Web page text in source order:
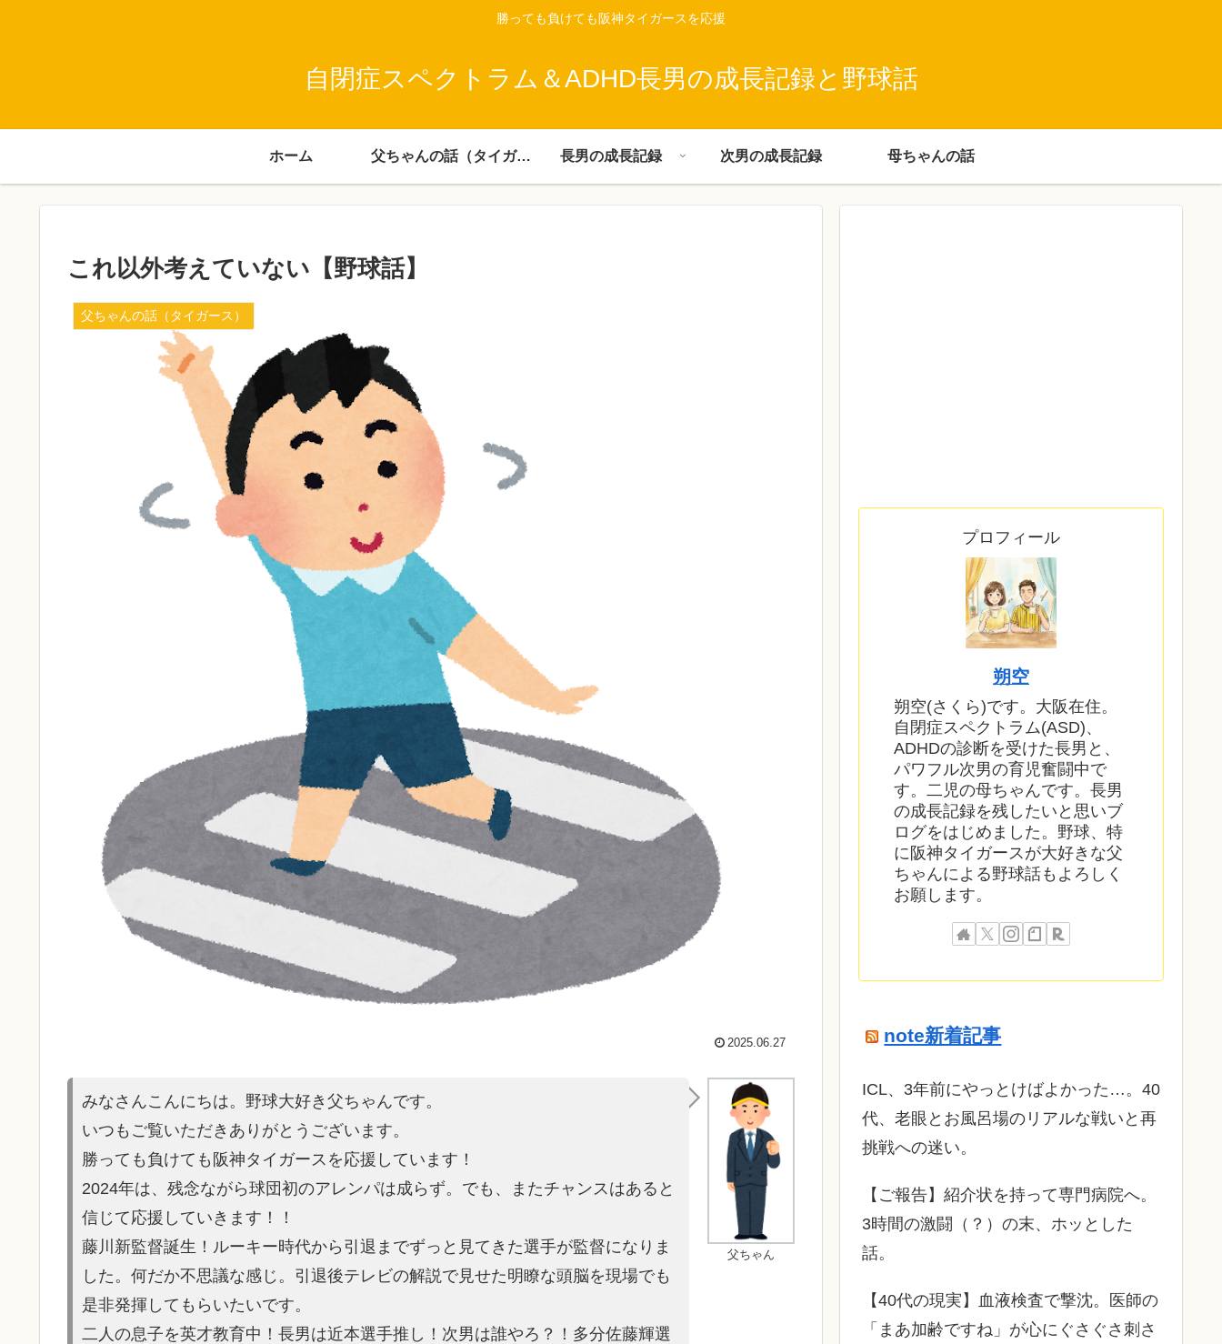
勝っても負けても阪神タイガースを応援
自閉症スペクトラム＆ADHD長男の成長記録と野球話
ホーム 父ちゃんの話（タイガース） 長男の成長記録 次男の成長記録 母ちゃんの話
これ以外考えていない【野球話】
父ちゃんの話（タイガース）
2025.06.27
父ちゃん
みなさんこんにちは。野球大好き父ちゃんです。
いつもご覧いただきありがとうございます。
勝っても負けても阪神タイガースを応援しています！
2024年は、残念ながら球団初のアレンパは成らず。でも、またチャンスはあると
信じて応援していきます！！
藤川新監督誕生！ルーキー時代から引退までずっと見てきた選手が監督になりま
した。何だか不思議な感じ。引退後テレビの解説で見せた明瞭な頭脳を現場でも
是非発揮してもらいたいです。
二人の息子を英才教育中！長男は近本選手推し！次男は誰やろ？！多分佐藤輝選
プロフィール
朔空
朔空(さくら)です。大阪在住。
自閉症スペクトラム(ASD)、
ADHDの診断を受けた長男と、
パワフル次男の育児奮闘中で
す。二児の母ちゃんです。長男
の成長記録を残したいと思いブ
ログをはじめました。野球、特
に阪神タイガースが大好きな父
ちゃんによる野球話もよろしく
お願します。
note新着記事
ICL、3年前にやっとけばよかった…。40
代、老眼とお風呂場のリアルな戦いと再
挑戦への迷い。
​【ご報告】紹介状を持って専門病院へ。
3時間の激闘（？）の末、ホッとした
話。
【40代の現実】血液検査で撃沈。医師の
「まあ加齢ですね」が心にぐさぐさ刺さ